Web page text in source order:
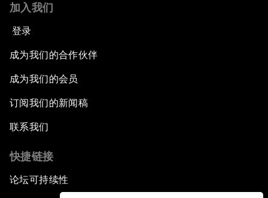
加入我们
登录
成为我们的合作伙伴
成为我们的会员
订阅我们的新闻稿
联系我们
快捷链接
论坛可持续性